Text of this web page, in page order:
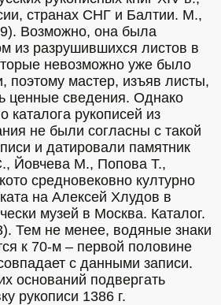
странах СНГ и Балтии. М.,
Возможно, она была
из разрушившихся листов в
невозможно уже было
поэтому мастер, изъяв листы,
ценные сведения. Однако
каталога рукописей из
не были согласны с такой
и датировали памятник
Йовчева М., Попова Т.,
средновековно културно
на Алексей Хлудов в
музей в Москва. Каталог.
Тем не менее, водяные знаки
к 70-м – первой половине
с данными записи.
оснований подвергать
рукописи 1386 г.